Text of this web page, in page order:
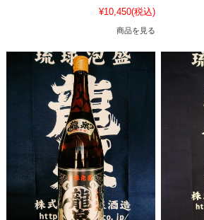
¥10,450(税込)
商品を見る